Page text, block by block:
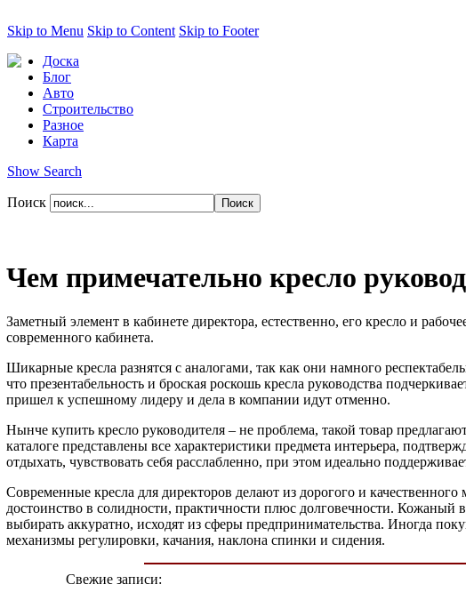
Skip to Menu Skip to Content Skip to Footer
Доска
Блог
Авто
Строительство
Разное
Карта
Show Search
Поиск
Чем примечательно кресло
Заметный элемент в кабинете директора, естественно, его кресло и
современного кабинета.
Шикарные кресла разнятся с аналогами, так как они намного
что презентабельность и броская роскошь кресла руководства
пришел к успешному лидеру и дела в компании идут отменно.
Нынче купить кресло руководителя – не проблема, такой товар
каталоге представлены все характеристики предмета интерьера,
отдыхать, чувствовать себя расслабленно, при этом идеально
Современные кресла для директоров делают из дорогого и
достоинство в солидности, практичности плюс долговечности. Кожаный
выбирать аккуратно, исходят из сферы предпринимательства. Иногда
механизмы регулировки, качания, наклона спинки и сидения.
Свежие записи: